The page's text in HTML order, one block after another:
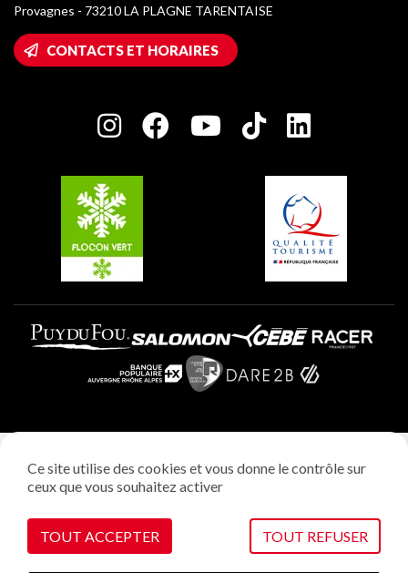
Logos La Plagne
Accès Wifi
Maison des Propriétaires
Charte des Acteurs Engagés
Plagne 1800
Plagne Villages
Plagne Aime 2000
Provagnes - 73210 LA PLAGNE TARENTAISE
CONTACTS ET HORAIRES
Gestion des cookies
Ce site utilise des cookies et vous donne le contrôle sur
ceux que vous souhaitez activer
TOUT ACCEPTER TOUT REFUSER